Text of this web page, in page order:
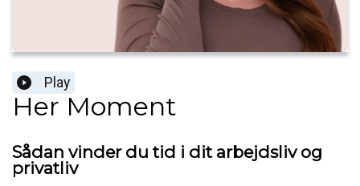
Play
Her Moment
Sådan vinder du tid i dit arbejdsliv og
privatliv